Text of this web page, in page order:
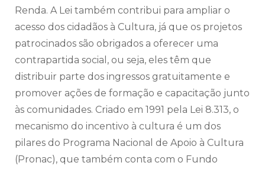
Renda. A Lei também contribui para ampliar o
acesso dos cidadãos à Cultura, já que os projetos
patrocinados são obrigados a oferecer uma
contrapartida social, ou seja, eles têm que
distribuir parte dos ingressos gratuitamente e
promover ações de formação e capacitação junto
às comunidades. Criado em 1991 pela Lei 8.313, o
mecanismo do incentivo à cultura é um dos
pilares do Programa Nacional de Apoio à Cultura
(Pronac), que também conta com o Fundo